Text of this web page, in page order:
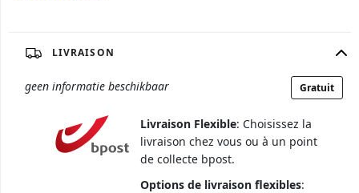
LIVRAISON
geen informatie beschikbaar Gratuit
Livraison Flexible: Choisissez la
livraison chez vous ou à un point
de collecte bpost.
Options de livraison flexibles: